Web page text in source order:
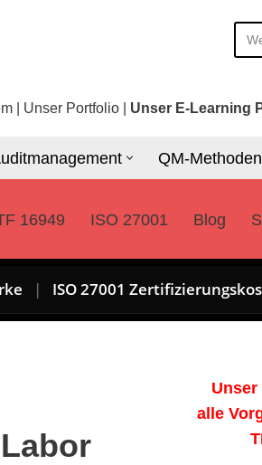
Unser Portfolio Unser E-Learning
QM-Methoden
16949 ISO 27001 Blog
| ISO 27001
Unser
alle